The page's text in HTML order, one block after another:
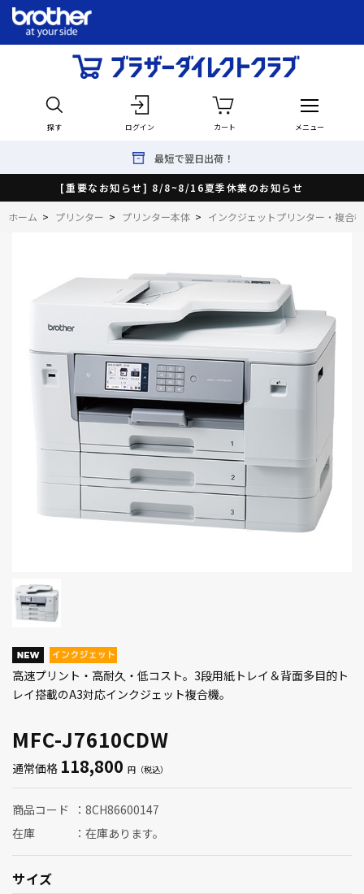
探す ログイン カート メニュー
最短で翌日出荷！
[重要なお知らせ] 8/8~8/16夏季休業のお知らせ
ホーム > プリンター > プリンター本体 > インクジェットプリンター・複合機
MFC-J7610CDW
高速プリント・高耐久・低コスト。3段用紙トレイ＆背面多目的ト
レイ搭載のA3対応インクジェット複合機。
通常価格 118,800
商品コード
8CH86600147
在庫
在庫あります。
サイズ